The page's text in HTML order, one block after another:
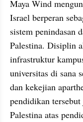
Maya Wind
Israel berperan
sistem penindasan
Palestina. Disiplin
infrastruktur
universitas di sana
dan kekejian
pendidikan
Palestina atas